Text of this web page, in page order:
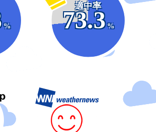
%
適中率
73.3
%